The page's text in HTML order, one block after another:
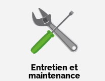
Entretien et
maintenance